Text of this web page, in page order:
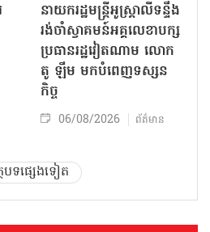
នាយករដ្ឋមន្ត្រីអូស្ត្រាលីទន្ទឹង
រង់ចាំស្វាគមន៍អគ្គលេខាបក្ស
ប្រធានរដ្ឋវៀតណាម លោក
តូ ឡឹម មកបំពេញទស្សន
កិច្ច
06/08/2026 ព័ត៌មាន
បទផ្សេងទៀត